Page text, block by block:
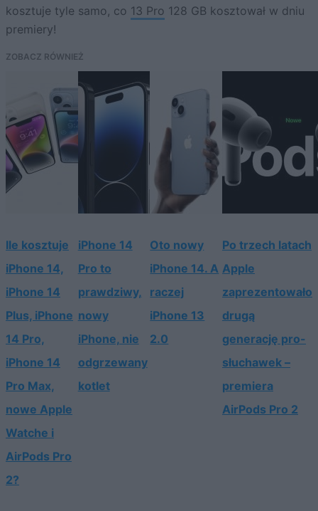
kosztuje tyle samo, co 13 Pro 128 GB kosztował w dniu
premiery!
ZOBACZ RÓWNIEŻ
Ile kosztuje
iPhone 14,
iPhone 14
Plus, iPhone
14 Pro,
iPhone 14
Pro Max,
nowe Apple
Watche i
AirPods Pro
2?
iPhone 14
Pro to
prawdziwy,
nowy
iPhone, nie
odgrzewany
kotlet
Oto nowy
iPhone 14. A
raczej
iPhone 13
2.0
Po trzech latach
Apple
zaprezentowało
drugą
generację pro-
słuchawek –
premiera
AirPods Pro 2